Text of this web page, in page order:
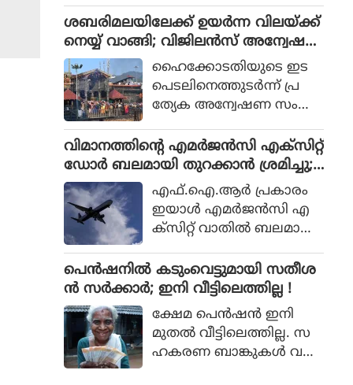
നിക്ഷേപക വിദ്യാഭ്യാസ-അ
വബോധ പരിപാടിയുടെ
ഭാഗമായി തൃശ്ശൂർ റൗണ്ട്
മാർക്കറ്റ്, ശക്തൻ മാർക്ക
റ്റ്, പൂങ്കുന്നം മാർക്കറ്റ്, ഒ
ല്ലൂർ മാർക്കറ്റ്, അയ്യ
കുര്യാച്ചിറ മാർക്കറ്റ് എ
ന്നിവിടങ്ങളിലെ പ്രദേശ
വാസികളുമായി സംവാദം
നടത്തി.
കൃത്യമായ നിലപാടെന്നും
പുതിയ ഡാം നിര്‍മിക്കുക
മാത്രമാണ് ശാശ്വത പ
രിഹാരമെന്നും മന്ത്രി പറ
ഞ്ഞു. മുല്ലപ്പെരിയാറിലെ
ജലനിരപ്പ് ഉയര്‍ത്തുമെന്ന
തമിഴ്നാട് ബജറ്റ് പ്രഖ്യാപന
ത്തോട് പ്രതികരിക്കുക
യായിരുന്നു മന്ത്രി.
ശബരിമലയിലേക്ക് ഉയര്‍ന്ന വിലയ്ക്ക്
നെയ്യ് വാങ്ങി; വിജിലന്‍സ് അന്വേഷ
ണത്തിന് ഹൈക്കോടതി ഉത്തരവ്
ഹൈക്കോടതിയുടെ ഇട
പെടലിനെത്തുടര്‍ന്ന് പ്ര
ത്യേക അന്വേഷണ സംഘ
ന്വേഷിക്കുന്ന മൂന്നാമത്തെ
ശബരിമല വിവാദമാണിത്.
വിമാനത്തിന്റെ എമര്‍ജന്‍സി എക്‌സിറ്റ്
ഡോര്‍ ബലമായി തുറക്കാന്‍ ശ്രമിച്ചു;
മലയാളി പിടിയില്‍എഫ്.ഐ.ആര്‍ പ്രകാരം
ഇയാള്‍ എമര്‍ജന്‍സി എ
ക്‌സിറ്റ് വാതില്‍ ബലമായി
എമര്‍ജന്‍സി വിന്‍ഡോ
പാനല്‍ തകര്‍ക്കുകയും
പെൻഷനിൽ കടുംവെട്ടുമായി സതീശ
ൻ സർക്കാർ; ഇനി വീട്ടിലെത്തില്ല !
ക്ഷേമ പെൻഷൻ ഇനി
മുതൽ വീട്ടിലെത്തില്ല. സ
ഹകരണ ബാങ്കുകൾ വഴി